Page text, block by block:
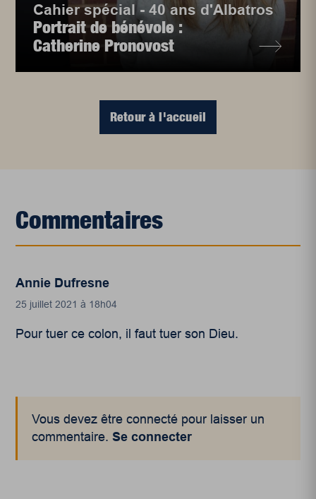
Cahier spécial - 40 ans d'Albatros
Portrait de bénévole :
Catherine Pronovost
Retour à l'accueil
Commentaires
Annie Dufresne
25 juillet 2021 à 18h04
Pour tuer ce colon, il faut tuer son Dieu.
Vous devez être connecté pour laisser un
commentaire.Se connecter